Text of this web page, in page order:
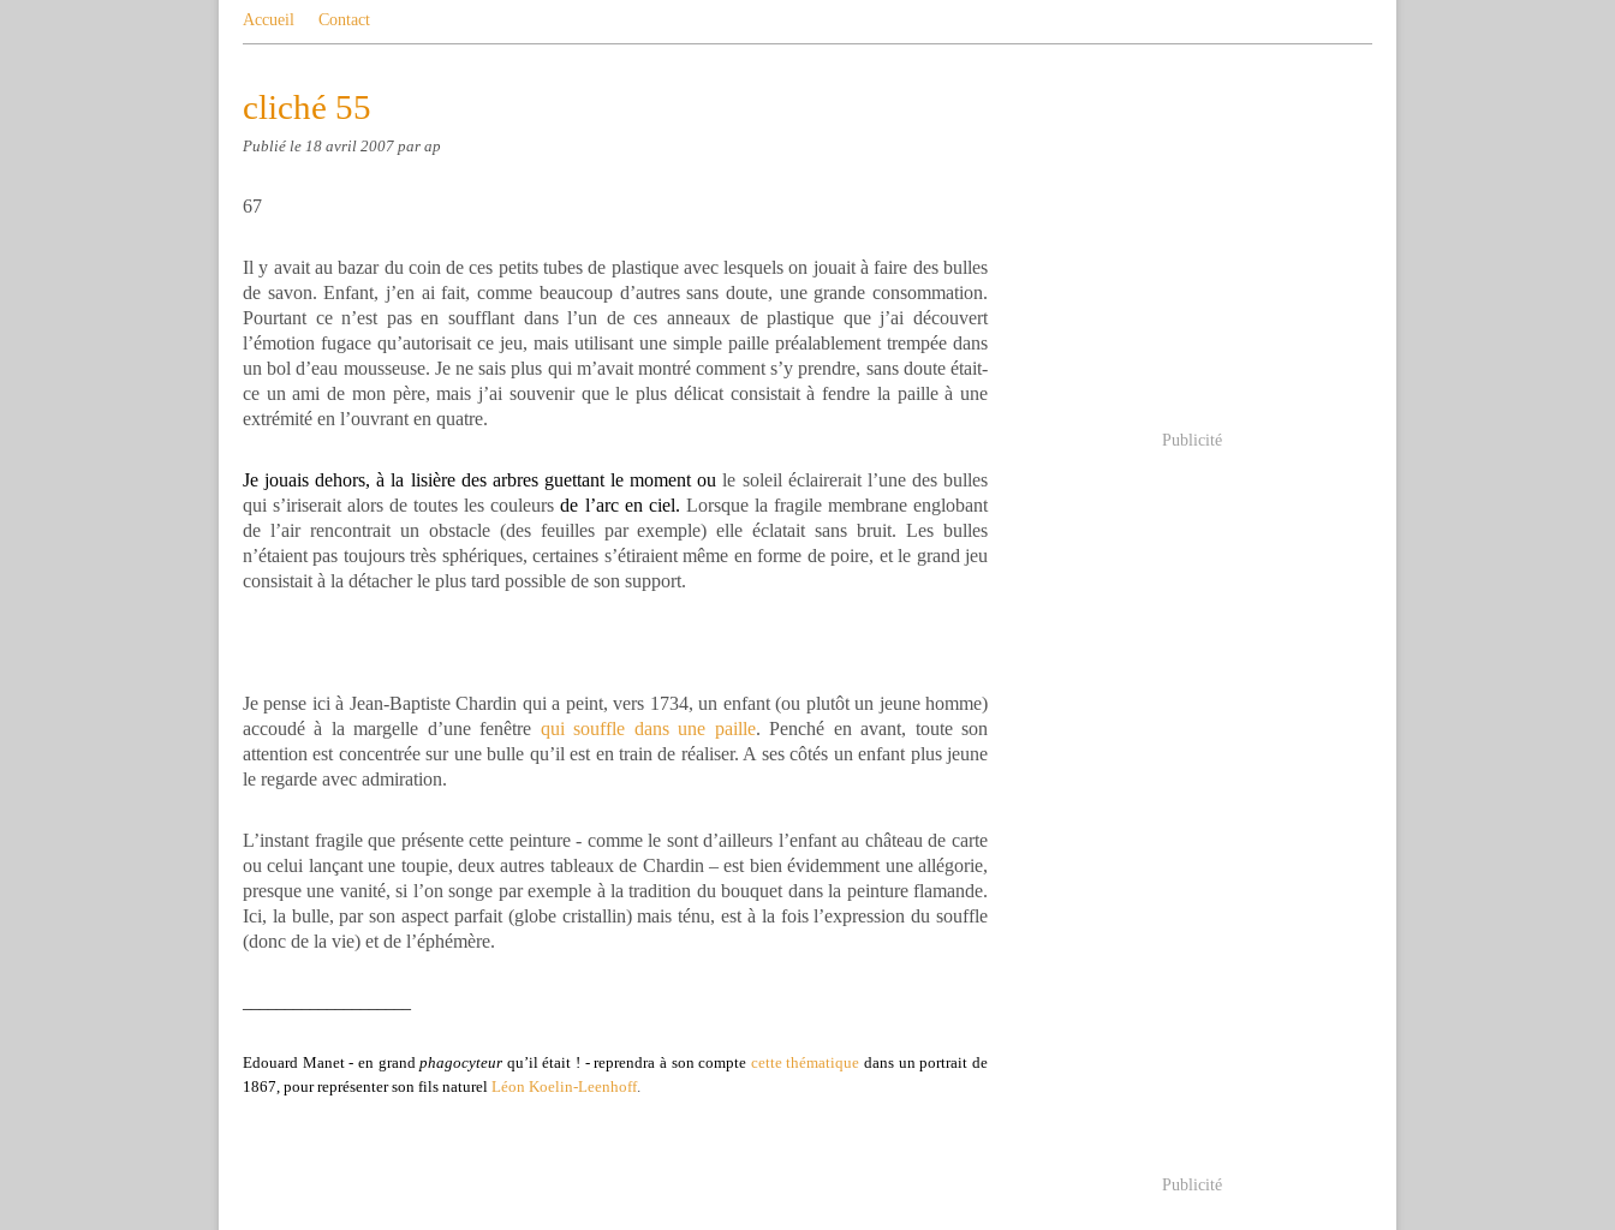
Accueil Contact
cliché 55
Publié le 18 avril 2007 par ap
67
Il y avait au bazar du coin de ces petits tubes de plastique avec lesquels on jouait à faire des bulles
de savon. Enfant, j’en ai fait, comme beaucoup d’autres sans doute, une grande consommation.
Pourtant ce n’est pas en soufflant dans l’un de ces anneaux de plastique que j’ai découvert
l’émotion fugace qu’autorisait ce jeu, mais utilisant une simple paille préalablement trempée dans
un bol d’eau mousseuse. Je ne sais plus qui m’avait montré comment s’y prendre, sans doute était-
ce un ami de mon père, mais j’ai souvenir que le plus délicat consistaità fendre la paille à une
extrémité en l’ouvrant en quatre.
Je jouais dehors, à la lisière des arbres guettant le moment ou le soleil éclairerait l’une des bulles
qui s’iriserait alors de toutes les couleurs de l’arc en ciel. Lorsque la fragile membrane englobant
de l’air rencontrait un obstacle (des feuilles par exemple) elle éclatait sans bruit. Les bulles
n’étaient pas toujours très sphériques, certaines s’étiraient même en forme de poire, et le grand jeu
consistait à la détacher le plus tard possible de son support.
Je pense ici à Jean-Baptiste Chardin qui a peint, vers 1734, un enfant (ou plutôt un jeune homme)
accoudé à la margelle d’une fenêtre qui souffle dans une paille. Penché en avant, toute son
attention est concentrée sur une bulle qu’il est en train de réaliser. A ses côtés un enfant plus jeune
le regarde avec admiration.
L’instant fragile que présente cette peinture - comme le sont d’ailleurs l’enfant au château de carte
ou celui lançant une toupie, deux autres tableaux de Chardin – est bien évidemment une allégorie,
presque une vanité, si l’on songe par exemple à la tradition du bouquet dans la peinture flamande.
Ici, la bulle, par son aspect parfait (globe cristallin) mais ténu, est à la fois l’expression du souffle
(donc de la vie) et de l’éphémère.
Edouard Manet - en grandphagocyteur qu’il était ! - reprendra à son compte cette thématique dans un portrait de
1867, pour représenter son fils naturel Léon Koelin-Leenhoff.
Publicité
Publicité